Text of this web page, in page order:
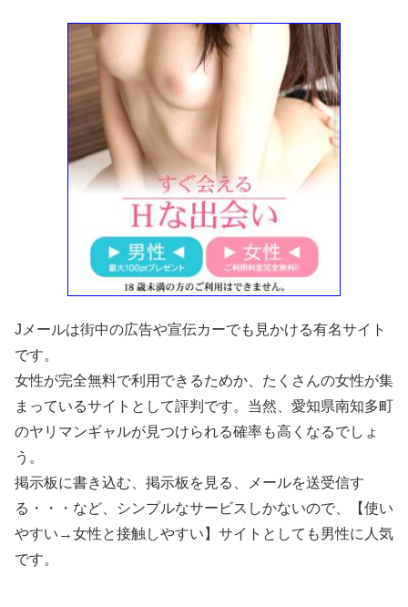
Jメールは街中の広告や宣伝カーでも見かける有名サイト
です。
女性が完全無料で利用できるためか、たくさんの女性が集
まっているサイトとして評判です。当然、愛知県南知多町
のヤリマンギャルが見つけられる確率も高くなるでしょ
う。
掲示板に書き込む、掲示板を見る、メールを送受信す
る・・・など、シンプルなサービスしかないので、【使い
やすい→女性と接触しやすい】サイトとしても男性に人気
です。